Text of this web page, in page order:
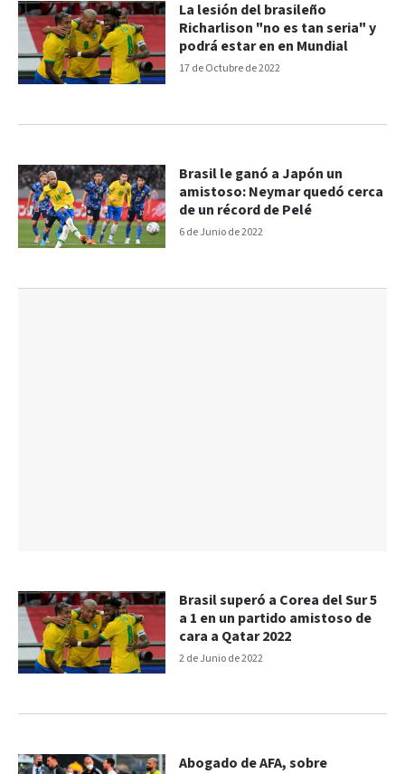
17 de Octubre de 2022
La lesión del brasileño
Richarlison "no es tan seria" y
podrá estar en en Mundial
6 de Junio de 2022
Brasil le ganó a Japón un
amistoso: Neymar quedó cerca
de un récord de Pelé
2 de Junio de 2022
Brasil superó a Corea del Sur 5
a 1 en un partido amistoso de
cara a Qatar 2022
Abogado de AFA, sobre